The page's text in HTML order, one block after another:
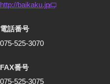
http://baikaku.jp
電話番号
075-525-3070
FAX番号
075-525-3075